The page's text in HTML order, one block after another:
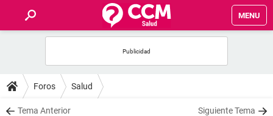
MENU
FOROS
SALUD
Foros Salud
Tema Anterior Siguiente Tema